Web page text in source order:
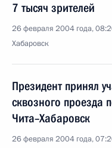
7 тысяч зрителей
26 февраля 2004 года,
Хабаровск
Президент принял
сквозного проезда
Чита–Хабаровск
26 февраля 2004 года,